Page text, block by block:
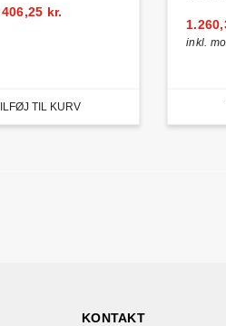
406,25 kr.
TIL KURV
inkl.
KONTAKT